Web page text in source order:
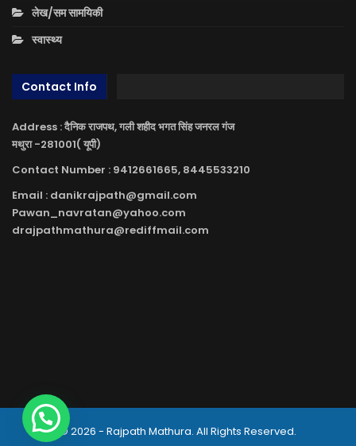
लेख/सम सामयिकी
स्वास्थ्य
Contact Info
Address : दैनिक राजपथ, गली शहीद भगत सिंह जनरल गंज
मथुरा -281001( यूपी)
Contact Number : 9412661665, 8445533210
Email : danikrajpath@gmail.com
Pawan_navratan@yahoo.com
drajpathmathura@rediffmail.com
© 2026 - Rajpath Mathura. All Rights Reserved.